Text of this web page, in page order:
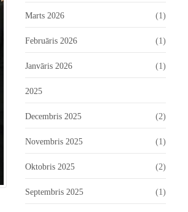
Marts 2026 (1)
Februāris 2026 (1)
Janvāris 2026 (1)
2025
Decembris 2025 (2)
Novembris 2025 (1)
Oktobris 2025 (2)
Septembris 2025 (1)